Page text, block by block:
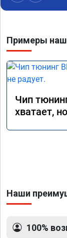
Примеры
Чип
хватает,
Наши
100%